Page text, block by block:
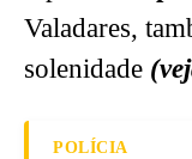
Valadares,
solenidade
POLÍCIA